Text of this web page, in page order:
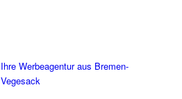
Ihre Werbeagentur aus Bremen-
Vegesack